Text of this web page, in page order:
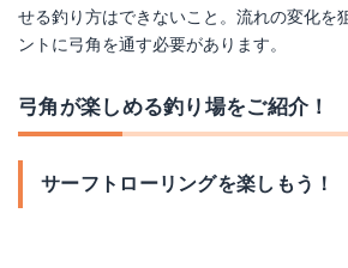
せる釣り方はできないこと。流れの変化を
ントに弓角を通す必要があります。
弓角が楽しめる釣り場をご紹介！
サーフトローリングを楽しもう！